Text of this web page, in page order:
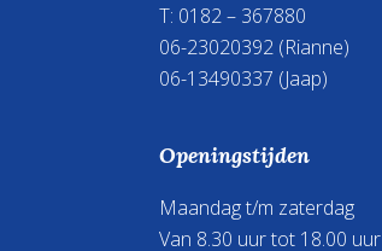
T: 0182 – 367880
06-23020392 (Rianne)
06-13490337 (Jaap)
Openingstijden
Maandag t/m zaterdag
Van 8.30 uur tot 18.00 uur